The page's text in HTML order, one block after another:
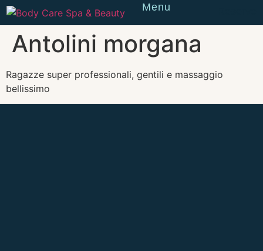
Menu
Antolini morgana
Ragazze super professionali, gentili e massaggio
bellissimo